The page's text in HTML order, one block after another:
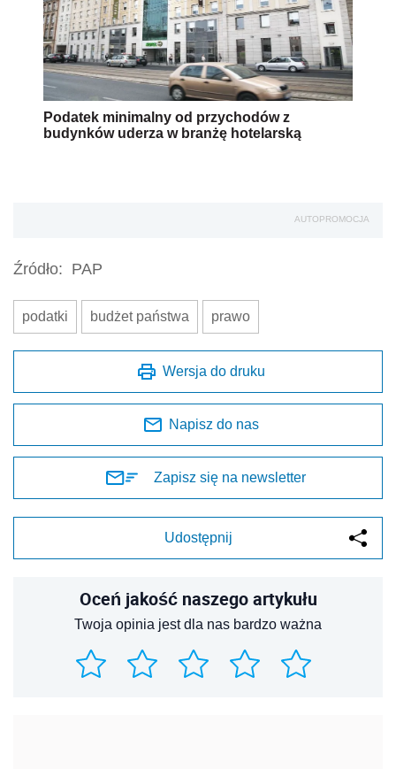
Podatek minimalny od przychodów z
budynków uderza w branżę hotelarską
AUTOPROMOCJA
Źródło: PAP
podatki budżet państwa prawo
Wersja do druku
Napisz do nas
Zapisz się na newsletter
Udostępnij
Oceń jakość naszego artykułu
Twoja opinia jest dla nas bardzo ważna